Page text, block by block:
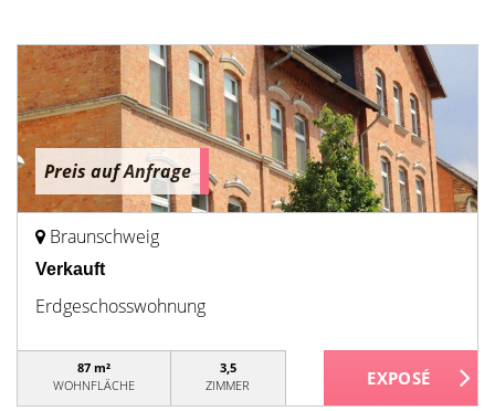
Preis auf Anfrage
Braunschweig
Verkauft
Erdgeschosswohnung
87 m²
WOHNFLÄCHE
3,5
ZIMMER